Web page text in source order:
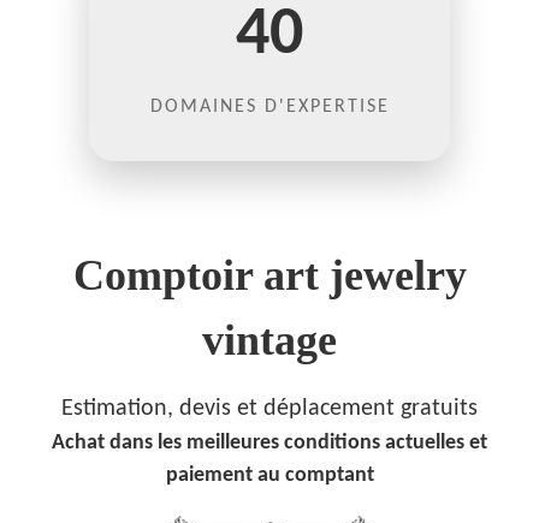
40
DOMAINES D'EXPERTISE
Comptoir art jewelry
vintage
Estimation, devis et déplacement gratuits
Achat dans les meilleures conditions actuelles et
paiement au comptant